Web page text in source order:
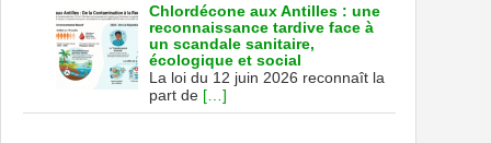
Chlordécone aux Antilles : une
reconnaissance tardive face à
un scandale sanitaire,
écologique et social
La loi du 12 juin 2026 reconnaît la
part de […]